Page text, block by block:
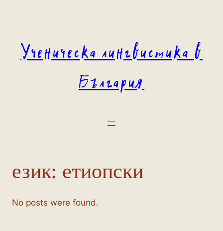
Ученическа лингвистика в
България
език: етиопски
No posts were found.